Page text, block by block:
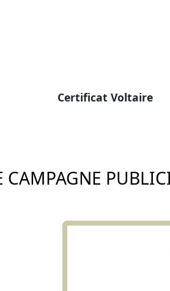
Certificat Voltaire
CAMPAGNE